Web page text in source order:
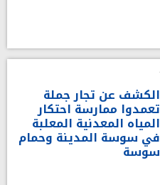
الكشف عن تجار جملة
تعمدوا ممارسة احتكار
المياه المعدنية المعلبة
في سوسة المدينة وحمام
سوسة